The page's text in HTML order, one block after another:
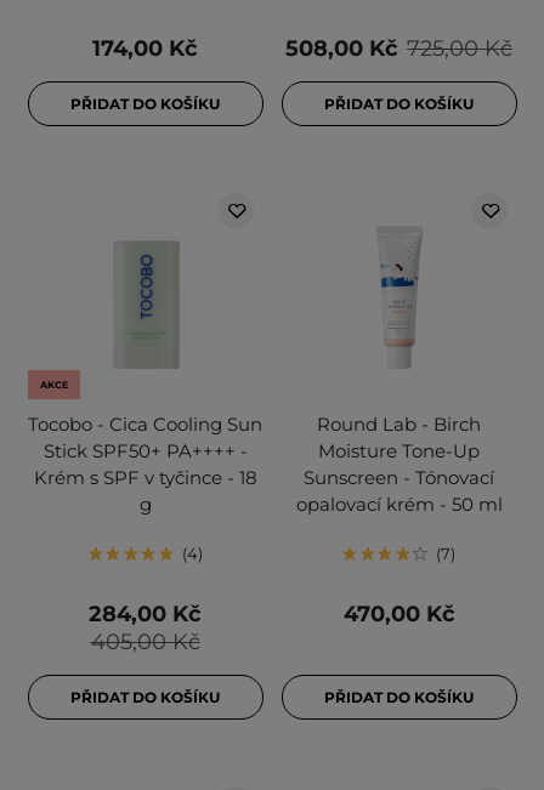
174,00 Kč
PŘIDAT DO KOŠÍKU
725,00 Kč
508,00 Kč
PŘIDAT DO KOŠÍKU
AKCE
Tocobo - Cica Cooling Sun
Stick SPF50+ PA++++ -
Krém s SPF v tyčince - 18
g
4
405,00 Kč
284,00 Kč
PŘIDAT DO KOŠÍKU
Round Lab - Birch
Moisture Tone-Up
Sunscreen - Tónovací
opalovací krém - 50 ml
7
470,00 Kč
PŘIDAT DO KOŠÍKU